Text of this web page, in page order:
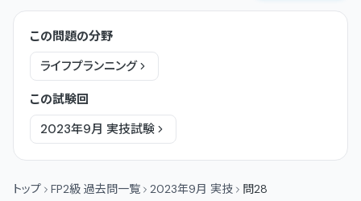
この問題の分野
ライフプランニング
この試験回
2023年9月 実技試験
トップ FP2級 過去問一覧 2023年9月 実技 問28